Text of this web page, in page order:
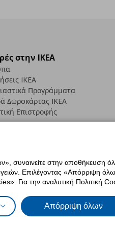
στην IKEA
IKEA
Προγράμματα
Δωρoκάρτας IKEA
Επιστροφής
Πολιτική Cookies Δήλωση
συναινείτε στην αποθήκευση
Επιλέγοντας «Απόρριψη
Για την αναλυτική Πολιτική
Απόρριψη όλων